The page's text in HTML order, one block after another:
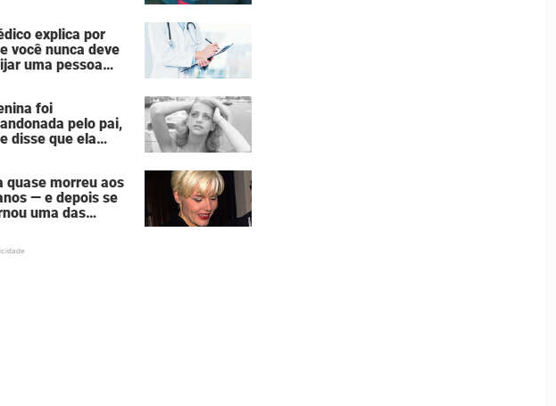
explica por
você nunca deve
uma pessoa
foi
pelo pai,
disse que ela
famosa
quase morreu aos
— e depois se
uma das